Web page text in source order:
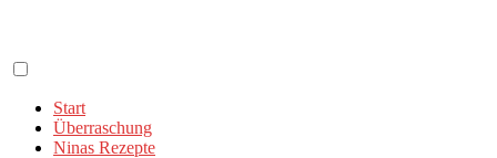
springen
Start
Überraschung
Ninas Rezepte